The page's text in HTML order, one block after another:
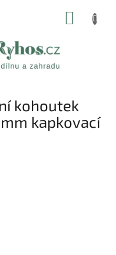
kohoutek
kapkovací